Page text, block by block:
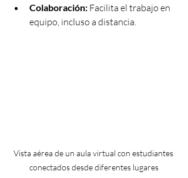
Colaboración: Facilita el trabajo en
equipo, incluso a distancia.
Vista aérea de un aula virtual con estudiantes
conectados desde diferentes lugares